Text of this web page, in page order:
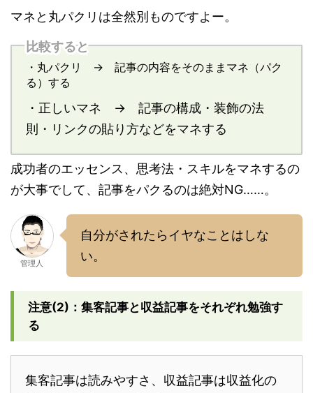
マネと丸パクリは全然別ものですよー。
比較すると
・丸パクリ → 記事の内容をそのままマネ（パク
る）する
・正しいマネ → 記事の構成・装飾の法
則・リンクの貼り方などをマネする
成功者のエッセンス、思考法・スキルをマネするの
が大事でして、記事をパクるのは絶対NG……。
管理人
自分がされたらイヤなことはしな
い。
注意(2)：集客記事と収益記事をそれぞれ勉強す
る
集客記事は読みやすさ、収益記事は収益化の